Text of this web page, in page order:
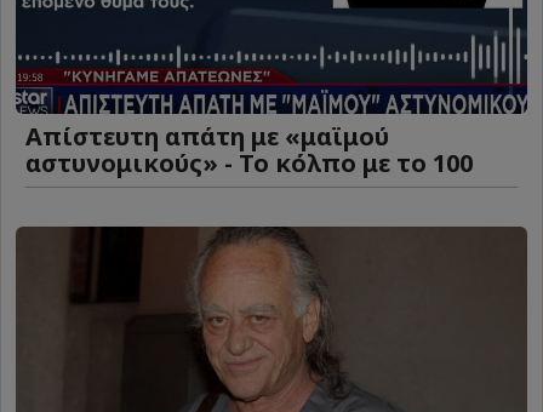
Απίστευτη απάτη με «μαϊμού
αστυνομικούς» - Το κόλπο με το 100